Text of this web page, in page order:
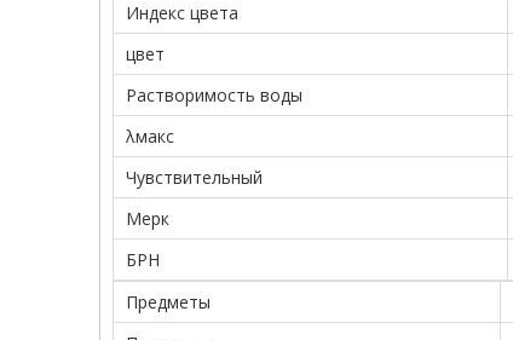
Индекс цвета
цвет
Растворимость воды
λмакс
Чувствительный
Мерк
БРН
Предметы